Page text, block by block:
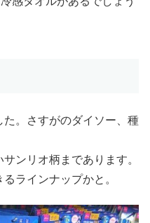
。さすがのダイソー、種
ンリオ柄まであります。
ラインナップかと。